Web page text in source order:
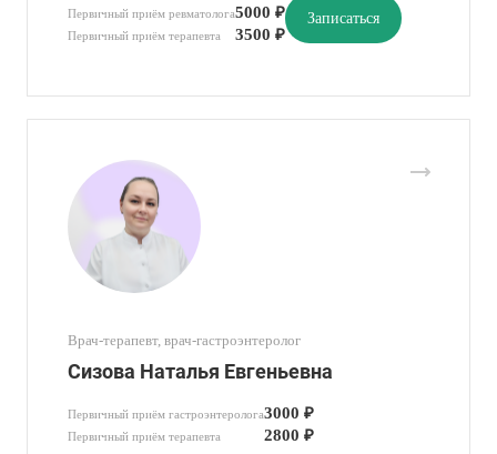
Первичный приём ревматолога5000 ₽
Первичный приём терапевта 3500 ₽
Записаться
Врач-терапевт, врач-гастроэнтеролог
Сизова Наталья Евгеньевна
Первичный приём гастроэнтеролога3000 ₽
Первичный приём терапевта 2800 ₽